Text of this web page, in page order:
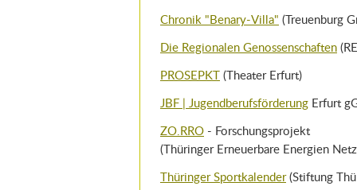
Chronik "Benary-Villa" (Treuenburg
Die Regionalen Genossenschaften
PROSEPKT (Theater Erfurt)
JBF | Jugendberufsförderung Erfurt
ZO.RRO - Forschungsprojekt
(Thüringer Erneuerbare Energien
Thüringer Sportkalender(Stiftung